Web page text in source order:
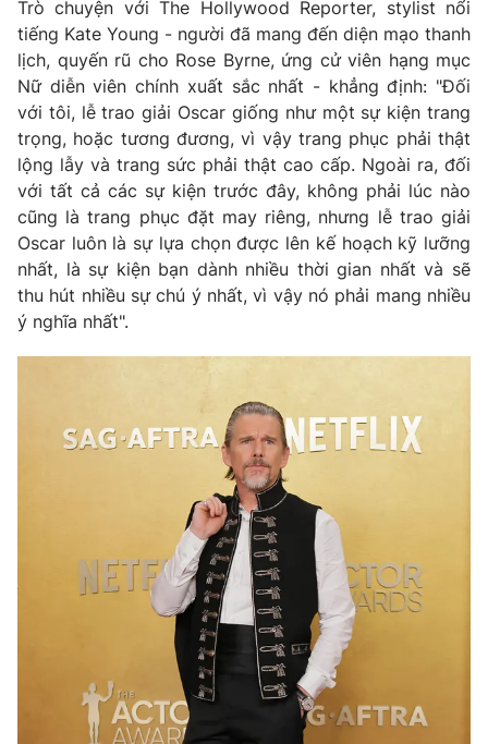
® Cấm sao chép dưới mọi hình thức nếu không có sự chấp
thuận bằng văn bản. Ghi rõ nguồn VTV.vn khi phát hành lại
thông tin từ website này.
Trò chuyện với The Hollywood Reporter, stylist nổi
tiếng Kate Young - người đã mang đến diện mạo thanh
lịch, quyến rũ cho Rose Byrne, ứng cử viên hạng mục
Nữ diễn viên chính xuất sắc nhất - khẳng định: "Đối
với tôi, lễ trao giải Oscar giống như một sự kiện trang
trọng, hoặc tương đương, vì vậy trang phục phải thật
lộng lẫy và trang sức phải thật cao cấp. Ngoài ra, đối
với tất cả các sự kiện trước đây, không phải lúc nào
cũng là trang phục đặt may riêng, nhưng lễ trao giải
Oscar luôn là sự lựa chọn được lên kế hoạch kỹ lưỡng
nhất, là sự kiện bạn dành nhiều thời gian nhất và sẽ
thu hút nhiều sự chú ý nhất, vì vậy nó phải mang nhiều
ý nghĩa nhất".